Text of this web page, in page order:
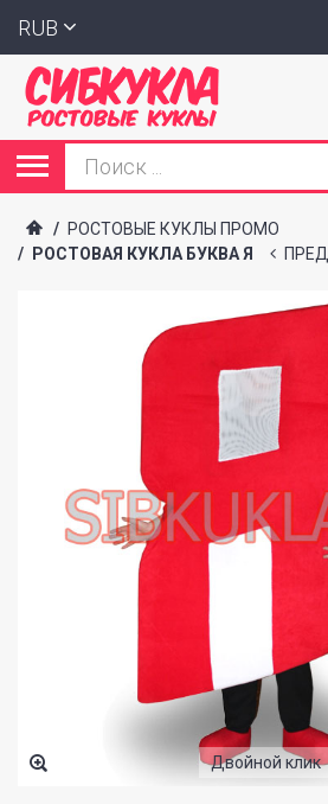
RUB
/ РОСТОВЫЕ КУКЛЫ ПРОМО
/
РОСТОВАЯ КУКЛА БУКВА Я ПРЕД.
Двойной клик